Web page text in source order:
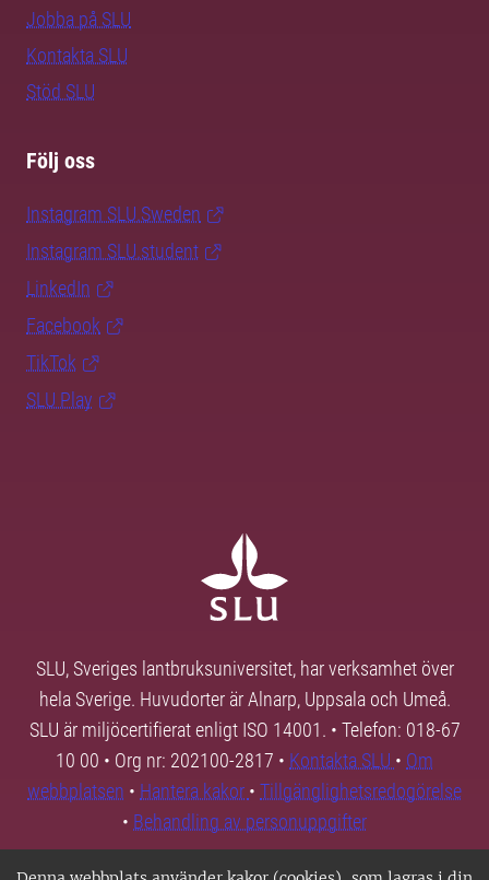
Jobba på SLU
Kontakta SLU
Stöd SLU
Följ oss
Instagram SLU.Sweden
Instagram SLU.student
LinkedIn
Facebook
TikTok
SLU Play
SLU, Sveriges lantbruksuniversitet, har verksamhet över
hela Sverige. Huvudorter är Alnarp, Uppsala och Umeå.
SLU är miljöcertifierat enligt ISO 14001. • Telefon: 018-67
10 00 • Org nr: 202100-2817 • Kontakta SLU • Om
webbplatsen • Hantera kakor • Tillgänglighetsredogörelse
• Behandling av personuppgifter